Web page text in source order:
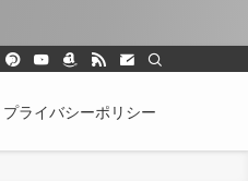
プライバシーポリシー